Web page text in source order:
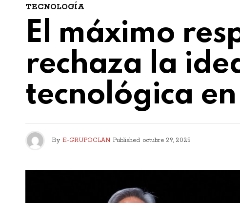
TECNOLOGÍA
El máximo
rechaza la
tecnológica
By E-GRUPOCLAN Published octubre 29, 2025